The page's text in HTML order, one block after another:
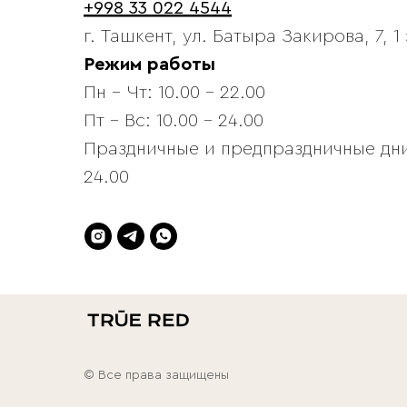
+998 33 022 4544
г. Ташкент, ул. Батыра Закирова, 7, 1
Режим работы
Пн - Чт: 10.00 - 22.00
Пт - Вс: 10.00 - 24.00
Праздничные и предпраздничные
24.00
© Все права защищены